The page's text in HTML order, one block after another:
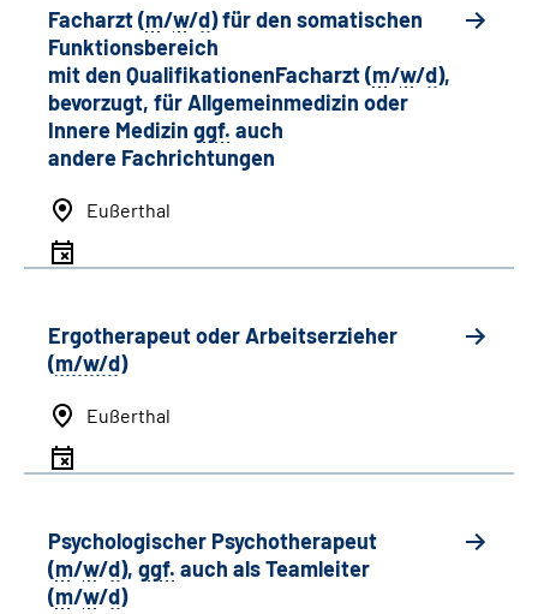
Facharzt (m/w/d) für den somatischen
Funktionsbereich
mit den QualifikationenFacharzt (m/w/d),
bevorzugt, für Allgemeinmedizin oder
Innere Medizin ggf. auch
andere Fachrichtungen
Eußerthal
Ergotherapeut oder Arbeitserzieher
(m/w/d)
Eußerthal
Psychologischer Psychotherapeut
(m/w/d), ggf. auch alsTeamleiter
(m/w/d)